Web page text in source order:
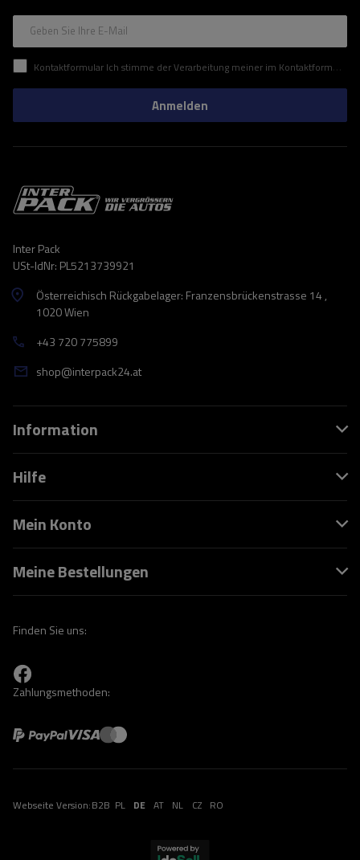
Geben Sie Ihre E-Mail
Kontaktformular Ich stimme der Verarbeitung meiner im Kontaktformular enthaltenen personenbezogenen Daten gemäß der Verordnung (EU) des Europäischen Parlaments und des Rates zu.
Anmelden
Inter Pack
USt-IdNr: PL5213739921
Österreichisch Rückgabelager: Franzensbrückenstrasse 14 ,
1020 Wien
+43 720 775899
shop@interpack24.at
Information
Hilfe
Mein Konto
Meine Bestellungen
Finden Sie uns:
Zahlungsmethoden:
Webseite Version:B2B PL DE AT NL CZ RO